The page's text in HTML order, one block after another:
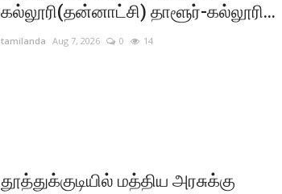
கல்லூரி(தன்னாட்சி) தாளூர்-கல்லூரி...
tamilanda Aug 7, 2026 0 14
தூத்துக்குடியில் மத்திய அரசுக்கு